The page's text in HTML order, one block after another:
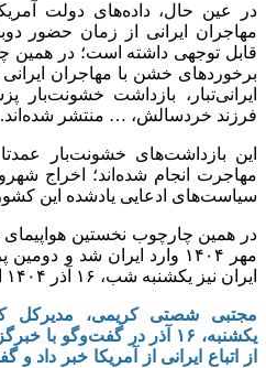
در عین حال، داده‌های دولت
مهاجران ایرانی از زمان حضور
قابل توجهی داشته است؛ در همین
برخورد‌های خشن با مهاجران
ایرانی‌تبار، بازداشت
فرزند خردسالش، … منتشر شده‌اند.
این بازداشت‌های خشونت‌بار
مهاجرت انجام شده‌اند؛ اخراج
سیاست‌های ادعایی یادشده این
ایران نیز یکشنبه شب، ۱۶ آذر ۱۴۰۴ انجام شد.
مجتبی شصتی کریمی، مدیرکل
از اتباع ایرانی از آمریکا خبر داد